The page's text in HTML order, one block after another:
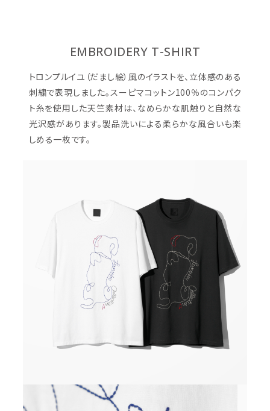
EMBROIDERY T-SHIRT
トロンプルイユ（だまし絵）風のイラストを、立体感のある
刺繍で表現しました。スーピマコットン100％のコンパク
ト糸を使用した天竺素材は、なめらかな肌触りと自然な
光沢感があります。製品洗いによる柔らかな風合いも楽
しめる一枚です。